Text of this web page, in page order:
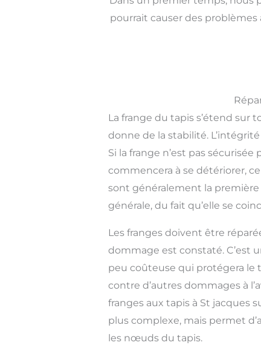
pourrait causer des
La frange du tapis s’étend sur
donne de la stabilité.
Si la frange n’est pas
commencera à se détériorer,
sont généralement la
générale, du fait qu’elle se
Les franges doivent être
dommage est constaté. C’est
peu coûteuse qui protégera le
contre d’autres dommages à
franges aux tapis à St jacques
plus complexe, mais permet
les nœuds du tapis.